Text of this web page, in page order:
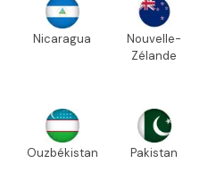
Nicaragua
Nouvelle-
Zélande
Ouzbékistan Pakistan